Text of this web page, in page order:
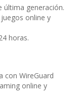
última generación.
online y
horas.
con WireGuard
online y